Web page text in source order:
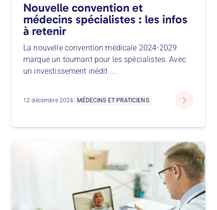
Nouvelle convention et
médecins spécialistes : les infos
à retenir
La nouvelle convention médicale 2024-2029
marque un tournant pour les spécialistes. Avec
un investissement inédit ...
12 décembre 2024 MÉDECINS ET PRATICIENS